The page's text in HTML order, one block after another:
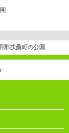
郡扶桑町の公園